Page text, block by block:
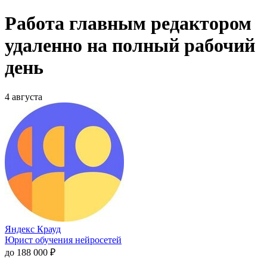
Работа главным редактором
удаленно на полный рабочий
день
4 августа
Яндекс Крауд
Юрист обучения нейросетей
до 188 000 ₽